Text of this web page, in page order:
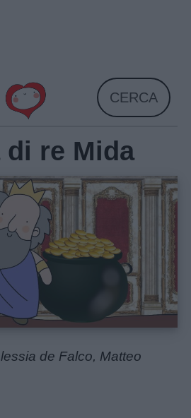
CERCA
re Mida
de Falco, Matteo